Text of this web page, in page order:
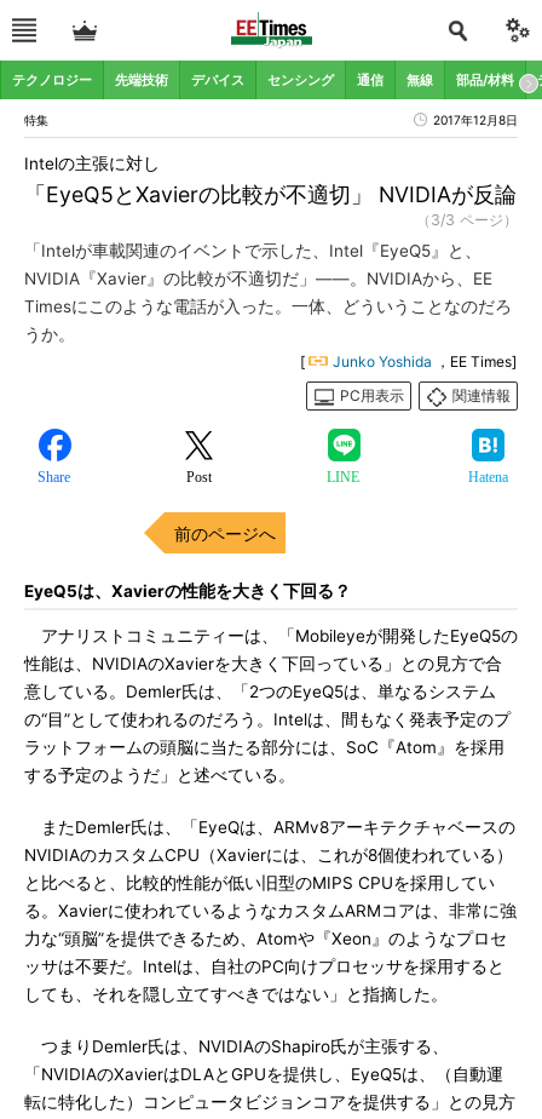
テクノロジー 先端技術 デバイス センシング 通信 無線 部品/材料
特集 2017年12月8日
「EyeQ5とXavierの比較が不適切」 NVIDIAが反論
Intelの主張に対し
（3/3 ページ）
「Intelが車載関連のイベントで示した、Intel『EyeQ5』と、
NVIDIA『Xavier』の比較が不適切だ」――。NVIDIAから、EE
Timesにこのような電話が入った。一体、どういうことなのだろ
うか。
[ Junko Yoshida ，EE Times]
PC用表示
関連情報
Share Post LINE Hatena
前のページへ
EyeQ5は、Xavierの性能を大きく下回る？
アナリストコミュニティーは、「Mobileyeが開発したEyeQ5の
性能は、NVIDIAのXavierを大きく下回っている」との見方で合
意している。Demler氏は、「2つのEyeQ5は、単なるシステム
の“目”として使われるのだろう。Intelは、間もなく発表予定のプ
ラットフォームの頭脳に当たる部分には、SoC『Atom』を採用
する予定のようだ」と述べている。
またDemler氏は、「EyeQは、ARMv8アーキテクチャベースの
NVIDIAのカスタムCPU（Xavierには、これが8個使われている）
と比べると、比較的性能が低い旧型のMIPS CPUを採用してい
る。Xavierに使われているようなカスタムARMコアは、非常に強
力な“頭脳”を提供できるため、Atomや『Xeon』のようなプロセ
ッサは不要だ。Intelは、自社のPC向けプロセッサを採用すると
しても、それを隠し立てすべきではない」と指摘した。
つまりDemler氏は、NVIDIAのShapiro氏が主張する、
「NVIDIAのXavierはDLAとGPUを提供し、EyeQ5は、（自動運
転に特化した）コンピュータビジョンコアを提供する」との見方